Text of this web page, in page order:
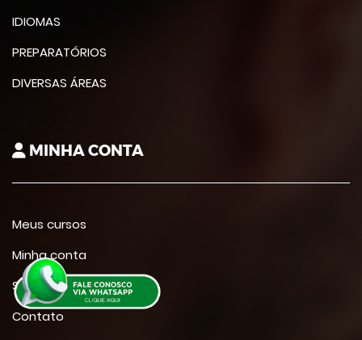
IDIOMAS
PREPARATÓRIOS
DIVERSAS ÁREAS
MINHA CONTA
Meus cursos
Minha conta
Suporte
Contato